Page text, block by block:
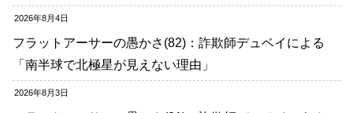
2026年8月4日
フラットアーサーの愚かさ(82)：詐欺師デュベイによる
「南半球で北極星が見えない理由」
2026年8月3日